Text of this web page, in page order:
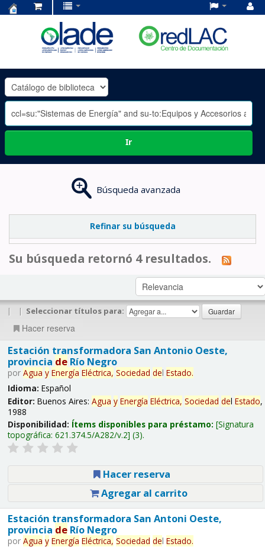
OLADE
-
Ir
Búsqueda avanzada
Refinar su búsqueda
Su búsqueda retornó 4 resultados.
| | Seleccionar títulos para:
Hacer reserva
Estación transformadora San Antonio Oeste,
provincia deRío Negro
por Agua y Energía Eléctrica, Sociedad del Estado.
Idioma: Español
Editor: Buenos Aires: Agua y Energía Eléctrica, Sociedad del Estado,
1988
Disponibilidad: Ítems disponibles para préstamo: Signatura
topográfica: 621.374.5/A282/v.2 (3).
Hacer reserva
Agregar al carrito
Estación transformadora San Antoni Oeste,
provincia deRío Negro
por Agua y Energía Eléctrica, Sociedad del Estado.